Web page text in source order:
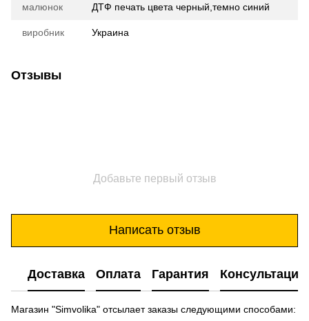
малюнок ДТФ печать цвета черный,темно синий
виробник Украина
Отзывы
Добавьте первый отзыв
Написать отзыв
Доставка Оплата Гарантия Консультация
Магазин "Simvolika" отсылает заказы следующими способами: